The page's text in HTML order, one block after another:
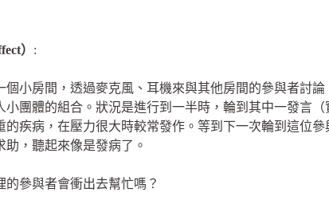
） :
個小房間，透過麥克風、耳機來與其他房間的參與者討
小團體的組合。狀況是進行到一半時，輪到其中一發言
的疾病，在壓力很大時較常發作。等到下一次輪到這位
，聽起來像是發病了。
參與者會衝出去幫忙嗎？